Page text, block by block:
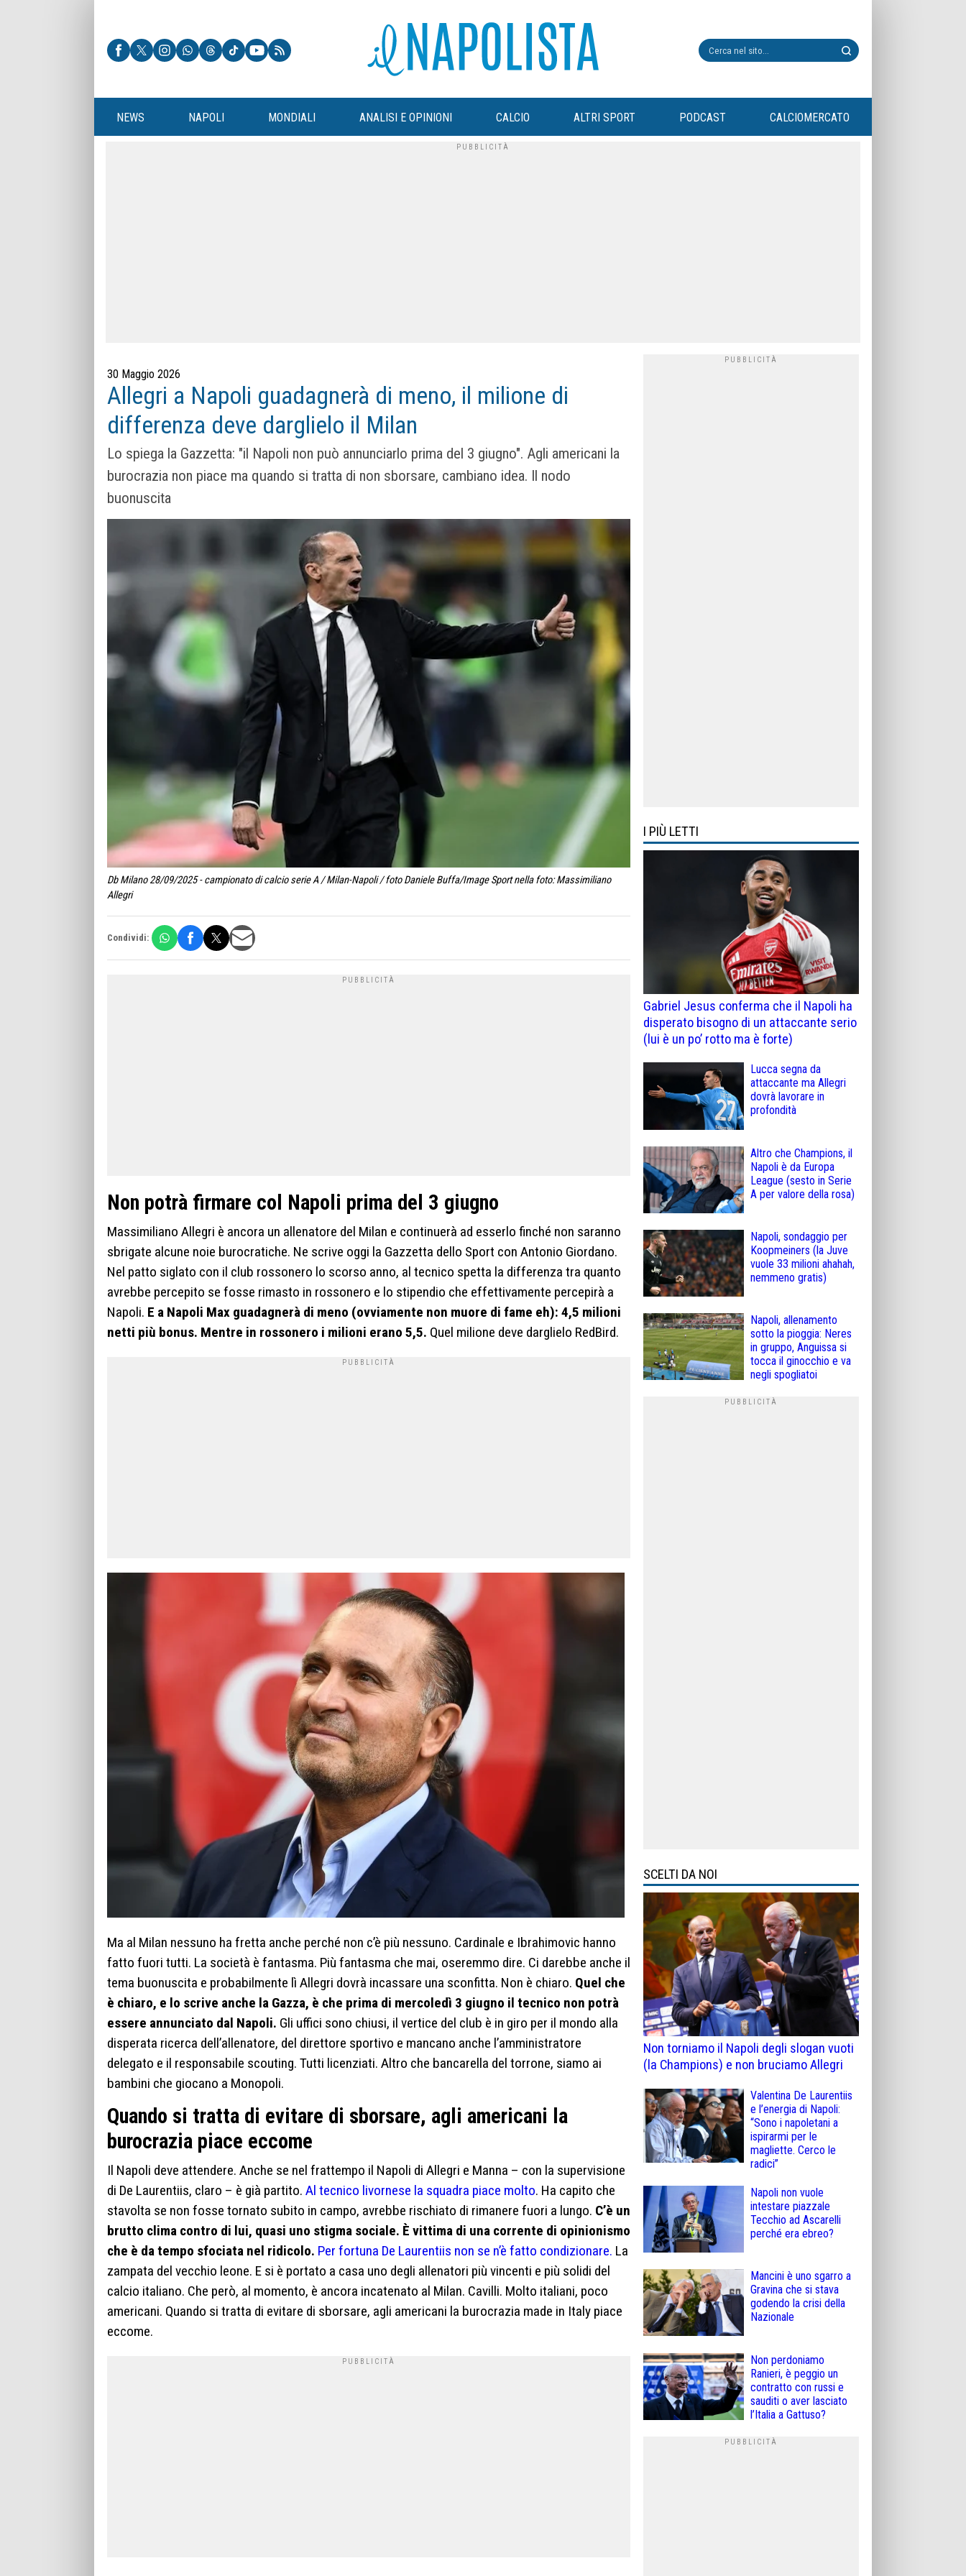
NEWS NAPOLI MONDIALI ANALISI E OPINIONI CALCIO ALTRI SPORT PODCAST CALCIOMERCATO
30 Maggio 2026
Allegri a Napoli guadagnerà di meno, il milione di
differenza deve darglielo il Milan
Lo spiega la Gazzetta: "il Napoli non può annunciarlo prima del 3 giugno". Agli americani la
burocrazia non piace ma quando si tratta di non sborsare, cambiano idea. Il nodo
buonuscita
Db Milano 28/09/2025 - campionato di calcio serie A / Milan-Napoli / foto Daniele Buffa/Image Sport nella foto: Massimiliano
Allegri
Condividi:
Non potrà firmare col Napoli prima del 3 giugno
Massimiliano Allegri è ancora un allenatore del Milan e continuerà ad esserlo finché non saranno
sbrigate alcune noie burocratiche. Ne scrive oggi la Gazzetta dello Sport con Antonio Giordano.
Nel patto siglato con il club rossonero lo scorso anno, al tecnico spetta la differenza tra quanto
avrebbe percepito se fosse rimasto in rossonero e lo stipendio che effettivamente percepirà a
Napoli. E a Napoli Max guadagnerà di meno (ovviamente non muore di fame eh): 4,5 milioni
netti più bonus. Mentre in rossonero i milioni erano 5,5. Quel milione deve darglielo RedBird.
Ma al Milan nessuno ha fretta anche perché non c’è più nessuno. Cardinale e Ibrahimovic hanno
fatto fuori tutti. La società è fantasma. Più fantasma che mai, oseremmo dire. Ci darebbe anche il
tema buonuscita e probabilmente lì Allegri dovrà incassare una sconfitta. Non è chiaro. Quel che
è chiaro, e lo scrive anche la Gazza, è che prima di mercoledì 3 giugno il tecnico non potrà
essere annunciato dal Napoli. Gli uffici sono chiusi, il vertice del club è in giro per il mondo alla
disperata ricerca dell’allenatore, del direttore sportivo e mancano anche l’amministratore
delegato e il responsabile scouting. Tutti licenziati. Altro che bancarella del torrone, siamo ai
bambini che giocano a Monopoli.
Quando si tratta di evitare di sborsare, agli americani la
burocrazia piace eccome
Il Napoli deve attendere. Anche se nel frattempo il Napoli di Allegri e Manna – con la supervisione
di De Laurentiis, claro – è già partito. Al tecnico livornese la squadra piace molto. Ha capito che
stavolta se non fosse tornato subito in campo, avrebbe rischiato di rimanere fuori a lungo. C’è un
brutto clima contro di lui, quasi uno stigma sociale. È vittima di una corrente di opinionismo
che è da tempo sfociata nel ridicolo. Per fortuna De Laurentiis non se n’è fatto condizionare. La
zampata del vecchio leone. E si è portato a casa uno degli allenatori più vincenti e più solidi del
calcio italiano. Che però, al momento, è ancora incatenato al Milan. Cavilli. Molto italiani, poco
americani. Quando si tratta di evitare di sborsare, agli americani la burocrazia made in Italy piace
eccome.
I PIÙ LETTI
Gabriel Jesus conferma che il Napoli ha
disperato bisogno di un attaccante serio
(lui è un po’ rotto ma è forte)
Lucca segna da
attaccante ma Allegri
dovrà lavorare in
profondità
Altro che Champions, il
Napoli è da Europa
League (sesto in Serie
A per valore della rosa)
Napoli, sondaggio per
Koopmeiners (la Juve
vuole 33 milioni ahahah,
nemmeno gratis)
Napoli, allenamento
sotto la pioggia: Neres
in gruppo, Anguissa si
tocca il ginocchio e va
negli spogliatoi
SCELTI DA NOI
Non torniamo il Napoli degli slogan vuoti
(la Champions) e non bruciamo Allegri
Valentina De Laurentiis
e l’energia di Napoli:
“Sono i napoletani a
ispirarmi per le
magliette. Cerco le
radici”
Napoli non vuole
intestare piazzale
Tecchio ad Ascarelli
perché era ebreo?
Mancini è uno sgarro a
Gravina che si stava
godendo la crisi della
Nazionale
Non perdoniamo
Ranieri, è peggio un
contratto con russi e
sauditi o aver lasciato
l’Italia a Gattuso?